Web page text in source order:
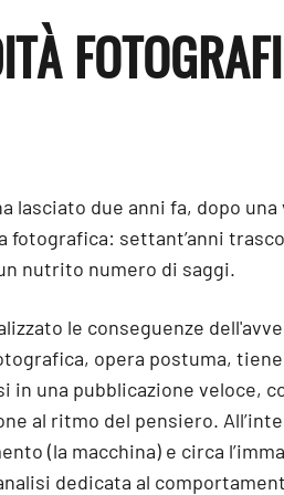
lasciato due anni fa, dopo
fotografica: settant’anni
nutrito numero di saggi.
le conseguenze
opera postuma,
una pubblicazione veloce,
al ritmo del pensiero.
(la macchina) e circa
dedicata al